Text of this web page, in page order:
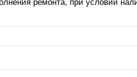
ремонта, при условии